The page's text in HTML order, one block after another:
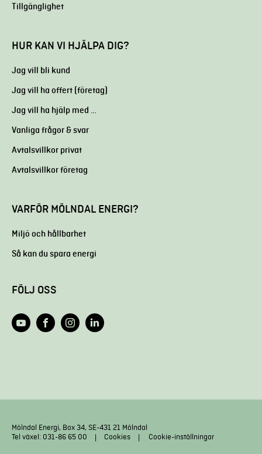
Tillgänglighet
HUR KAN VI HJÄLPA DIG?
Jag vill bli kund
Jag vill ha offert (företag)
Jag vill ha hjälp med …
Vanliga frågor & svar
Avtalsvillkor privat
Avtalsvillkor företag
VARFÖR MÖLNDAL ENERGI?
Miljö och hållbarhet
Så kan du spara energi
FÖLJ OSS
Mölndal Energi, Box 34, SE-431 21 Mölndal
Tel växel: 031-86 65 00
Cookies Cookie-inställningar